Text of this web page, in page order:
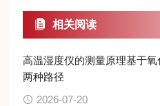
相关阅读
高温湿度仪的测量原理基于
两种路径
2026-07-20